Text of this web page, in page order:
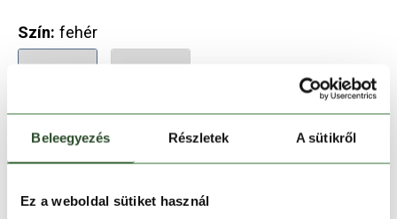
Beleegyezés Részletek A sütikről
Ez a weboldal sütiket használ
Szín: fehér